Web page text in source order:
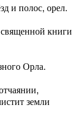
и полос, орел.
книги
Орла.
земли